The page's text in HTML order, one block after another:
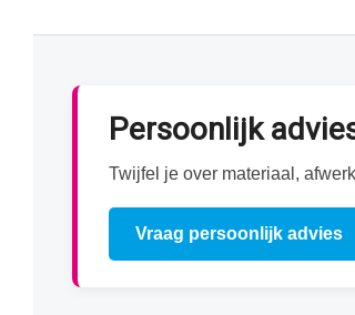
Persoonlijk
Twijfel je over materiaal,
Vraag persoonlijk advies